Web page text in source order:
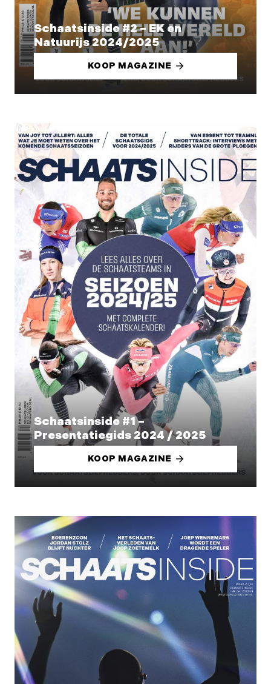
Schaatsinside #2 – EK en
Natuurijs 2024/2025
KOOP MAGAZINE
Schaatsinside #1 –
Presentatiegids 2024 / 2025
KOOP MAGAZINE